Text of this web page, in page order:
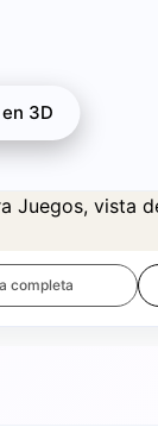
3D
está
y 1 crédito.
completa